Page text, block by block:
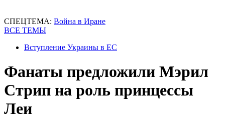
СПЕЦТЕМА: Война в Иране
ВСЕ ТЕМЫ
Вступление Украины в ЕС
Фанаты предложили Мэрил
Стрип на роль принцессы
Леи